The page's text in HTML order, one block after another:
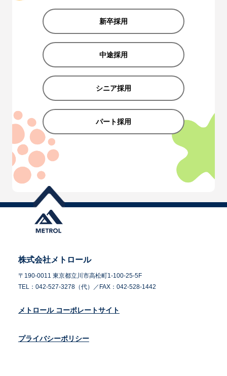
新卒採用
中途採用
シニア採用
パート採用
株式会社メトロール
〒190-0011 東京都立川市高松町1-100-25-5F
TEL：042-527-3278（代）／FAX：042-528-1442
メトロール コーポレートサイト
プライバシーポリシー